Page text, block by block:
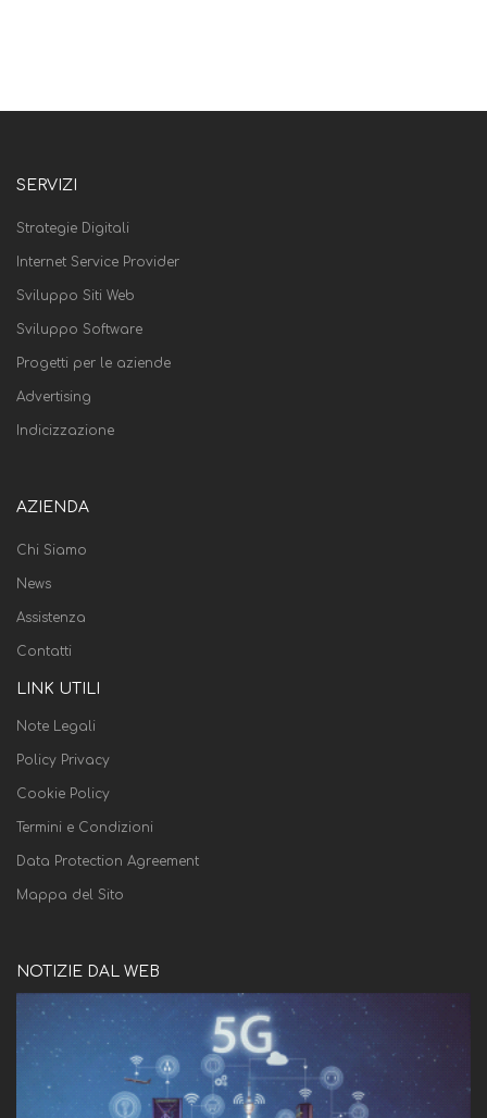
SERVIZI
Strategie Digitali
Internet Service Provider
Sviluppo Siti Web
Sviluppo Software
Progetti per le aziende
Advertising
Indicizzazione
AZIENDA
Chi Siamo
News
Assistenza
Contatti
LINK UTILI
Note Legali
Policy Privacy
Cookie Policy
Termini e Condizioni
Data Protection Agreement
Mappa del Sito
NOTIZIE DAL WEB